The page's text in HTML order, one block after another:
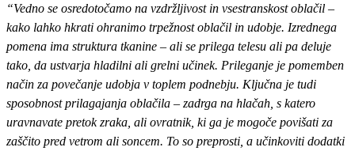
“Vedno se osredotočamo na vzdržljivost in vsestranskost oblačil –
kako lahko hkrati ohranimo trpežnost oblačil in udobje. Izrednega
pomena ima struktura tkanine – ali se prilega telesu ali pa deluje
tako, da ustvarja hladilni ali grelni učinek. Prileganje je pomemben
način za povečanje udobja v toplem podnebju. Ključna je tudi
sposobnost prilagajanja oblačila – zadrga na hlačah, s katero
uravnavate pretok zraka, ali ovratnik, ki ga je mogoče povišati za
zaščito pred vetrom ali soncem. To so preprosti, a učinkoviti dodatki